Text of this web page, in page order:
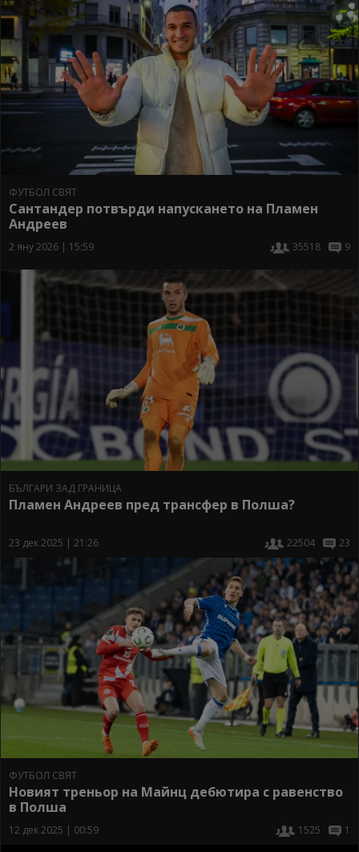
ФУТБОЛ СВЯТ
Сантандер потвърди напускането на Пламен
Андреев
2 яну 2026 | 15:59 35518 9
БЪЛГАРИ ЗАД ГРАНИЦА
Пламен Андреев пред трансфер в Полша?
23 дек 2025 | 21:26 22504 23
ФУТБОЛ СВЯТ
Новият треньор на Майнц дебютира с равенство
в Полша
12 дек 2025 | 00:59 1525 1